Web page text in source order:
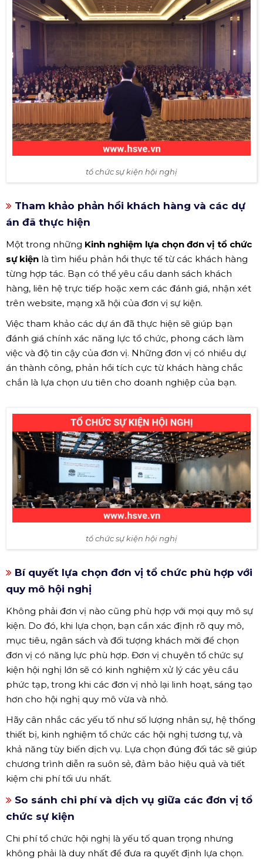
tổ chức sự kiện hội nghị
Tham khảo phản hồi khách hàng và các dự
án đã thực hiện
Một trong những Kinh nghiệm lựa chọn đơn vị tổ chức
sự kiện là tìm hiểu phản hồi thực tế từ các khách hàng
từng hợp tác. Bạn có thể yêu cầu danh sách khách
hàng, liên hệ trực tiếp hoặc xem các đánh giá, nhận xét
trên website, mạng xã hội của đơn vị sự kiện.
Việc tham khảo các dự án đã thực hiện sẽ giúp bạn
đánh giá chính xác năng lực tổ chức, phong cách làm
việc và độ tin cậy của đơn vị. Những đơn vị có nhiều dự
án thành công, phản hồi tích cực từ khách hàng chắc
chắn là lựa chọn ưu tiên cho doanh nghiệp của bạn.
tổ chức sự kiện hội nghị
Bí quyết lựa chọn đơn vị tổ chức phù hợp với
quy mô hội nghị
Không phải đơn vị nào cũng phù hợp với mọi quy mô sự
kiện. Do đó, khi lựa chọn, bạn cần xác định rõ quy mô,
mục tiêu, ngân sách và đối tượng khách mời để chọn
đơn vị có năng lực phù hợp. Đơn vị chuyên tổ chức sự
kiện hội nghị lớn sẽ có kinh nghiệm xử lý các yêu cầu
phức tạp, trong khi các đơn vị nhỏ lại linh hoạt, sáng tạo
hơn cho hội nghị quy mô vừa và nhỏ.
Hãy cân nhắc các yếu tố như số lượng nhân sự, hệ thống
thiết bị, kinh nghiệm tổ chức các hội nghị tương tự, và
khả năng tùy biến dịch vụ. Lựa chọn đúng đối tác sẽ giúp
chương trình diễn ra suôn sẻ, đảm bảo hiệu quả và tiết
kiệm chi phí tối ưu nhất.
So sánh chi phí và dịch vụ giữa các đơn vị tổ
chức sự kiện
Chi phí tổ chức hội nghị là yếu tố quan trọng nhưng
không phải là duy nhất để đưa ra quyết định lựa chọn.